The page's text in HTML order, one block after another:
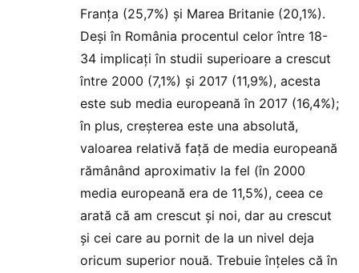
Franța (25,7%) și Marea Britanie (20,1%).
Deși în România procentul celor între 18-
34 implicați în studii superioare a crescut
între 2000 (7,1%) și 2017 (11,9%), acesta
este sub media europeană în 2017 (16,4%);
în plus, creșterea este una absolută,
valoarea relativă față de media europeană
rămânând aproximativ la fel (în 2000
media europeană era de 11,5%), ceea ce
arată că am crescut și noi, dar au crescut
și cei care au pornit de la un nivel deja
oricum superior nouă. Trebuie înțeles că în